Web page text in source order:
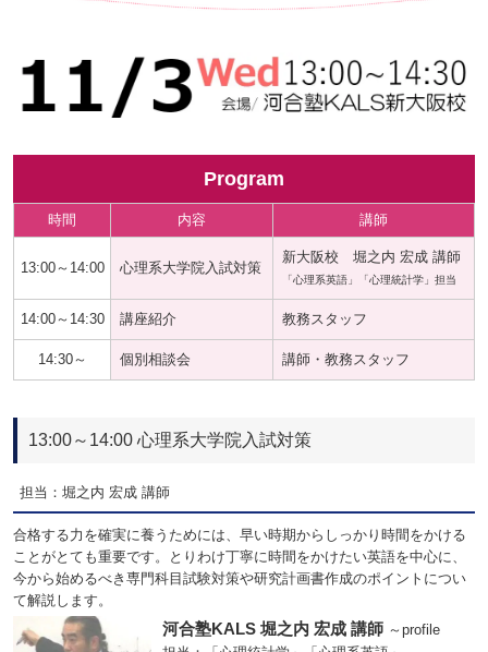
Program
時間 内容 講師
13:00～14:00 心理系大学院入試対策
新大阪校 堀之内 宏成 講師
「心理系英語」「心理統計学」担当
14:00～14:30 講座紹介 教務スタッフ
14:30～ 個別相談会 講師・教務スタッフ
13:00～14:00 心理系大学院入試対策
担当：堀之内 宏成 講師
合格する力を確実に養うためには、早い時期からしっかり時間をかける
ことがとても重要です。とりわけ丁寧に時間をかけたい英語を中心に、
今から始めるべき専門科目試験対策や研究計画書作成のポイントについ
て解説します。
河合塾KALS 堀之内 宏成 講師 ～profile